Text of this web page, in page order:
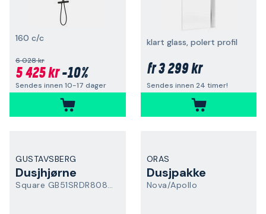
160 c/c
6 028 kr
5 425 kr-10%
Sendes innen 10-17 dager
klart glass, polert profil
fr3 299 kr
Sendes innen 24 timer!
GUSTAVSBERG
Dusjhjørne
Square GB51SRDR8080CR
ORAS
Dusjpakke
Nova/Apollo